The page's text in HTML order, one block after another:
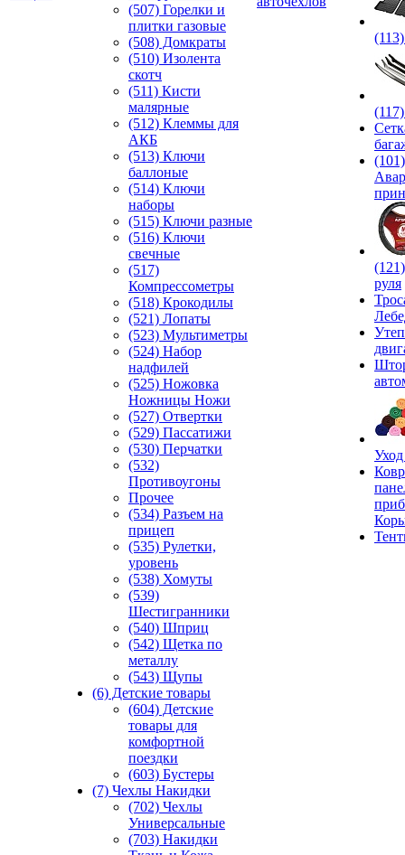
(507) Горелки и
плитки газовые
(508) Домкраты
(510) Изолента
скотч
(511) Кисти
малярные
(512) Клеммы для
АКБ
(513) Ключи
баллоные
(514) Ключи
наборы
(515) Ключи разные
(516) Ключи
свечные
(517)
Компрессометры
(518) Крокодилы
(521) Лопаты
(523) Мультиметры
(524) Набор
надфилей
(525) Ножовка
Ножницы Ножи
(527) Отвертки
(529) Пассатижи
(530) Перчатки
(532)
Противоугоны
Прочее
(534) Разъем на
прицеп
(535) Рулетки,
уровень
(538) Хомуты
(539)
Шестигранники
(540) Шприц
(542) Щетка по
металлу
(543) Щупы
(6) Детские товары
(604) Детские
товары для
комфортной
поездки
(603) Бустеры
(7) Чехлы Накидки
(702) Чехлы
Универсальные
(703) Накидки
(101)
руля
Уход